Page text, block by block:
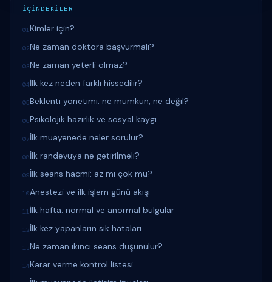
İÇİNDEKİLER
01Kimler için?
02Ne zaman doktora başvurmalı?
03Ne zaman yeterli olmaz?
04İlk kez neden farklı hissedilir?
05Beklenti yönetimi: ne mümkün, ne değil?
06Psikolojik hazırlık ve sosyal kaygı
07İlk muayenede neler sorulur?
08İlk randevuya ne getirilmeli?
09İlk seans hacmi: az mı çok mu?
10Anestezi ve ilk işlem günü akışı
11İlk hafta: normal ve anormal bulgular
12İlk kez yapanların sık hataları
13Ne zaman ikinci seans düşünülür?
14Karar verme kontrol listesi